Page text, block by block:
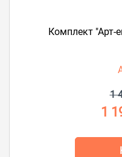
Комплект "Арт-
1
1